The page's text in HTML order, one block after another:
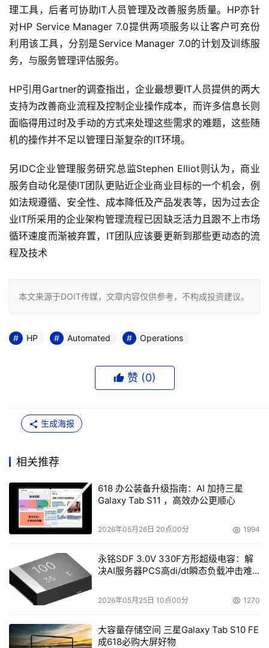
理工具，后者可协助IT人员管理及改善服务质量。HP亦针
对HP Service Manager 7.0提供两项服务以让客户可充份
利用该工具，分别是Service Manager 7.0的计划及训练服
务，与服务管理评估服务。
HP引用Gartner的调查指出，企业最想要IT人员提供的两大
支持为改善商业流程及控制企业操作成本，而许多信息长则
面临得用过时及手动的方式来处理这些需求的难题，这些随
机的操作并不足以管理日渐复杂的IT环境。
另IDC企业管理服务研究总监Stephen Elliot则认为，商业
服务自动化是使IT团队更贴近企业商业目标的一个机会，例
如法规遵循、安全性、成本降低及产品发表等，因为过去企
业IT所采用的企业架构管理流程已因缺乏活力且跟不上市场
循环速度而渐被弃置，IT团队应该要更新到那些更动态的流
程及技术
本文来源于DOIT传媒，文章内容仅供参考，不构成投资建议。
HP Automated Operations
赞 (0)
生成海报
相关推荐
618 办公装备升级指南：AI 加持三星
Galaxy Tab S11 ，高效办公更顺心
2026年05月26日 20点00分 1994
永铭SDF 3.0V 330F方形超级电容：解
决AI服务器PCS高di/dt瞬态负载冲击难
2026年05月25日 10点00分 1270
大容量存储空间 三星Galaxy Tab S10 FE
成618必购大屏好物